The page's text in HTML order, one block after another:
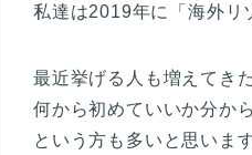
私達は2019年に「海外リ
最近挙げる人も増えてき
何から初めていいか分か
という方も多いと思いま